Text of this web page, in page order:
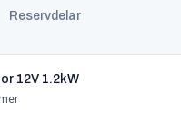
Reservdelar
12V 1.2kW